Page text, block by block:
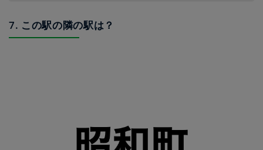
7. この駅の隣の駅は？